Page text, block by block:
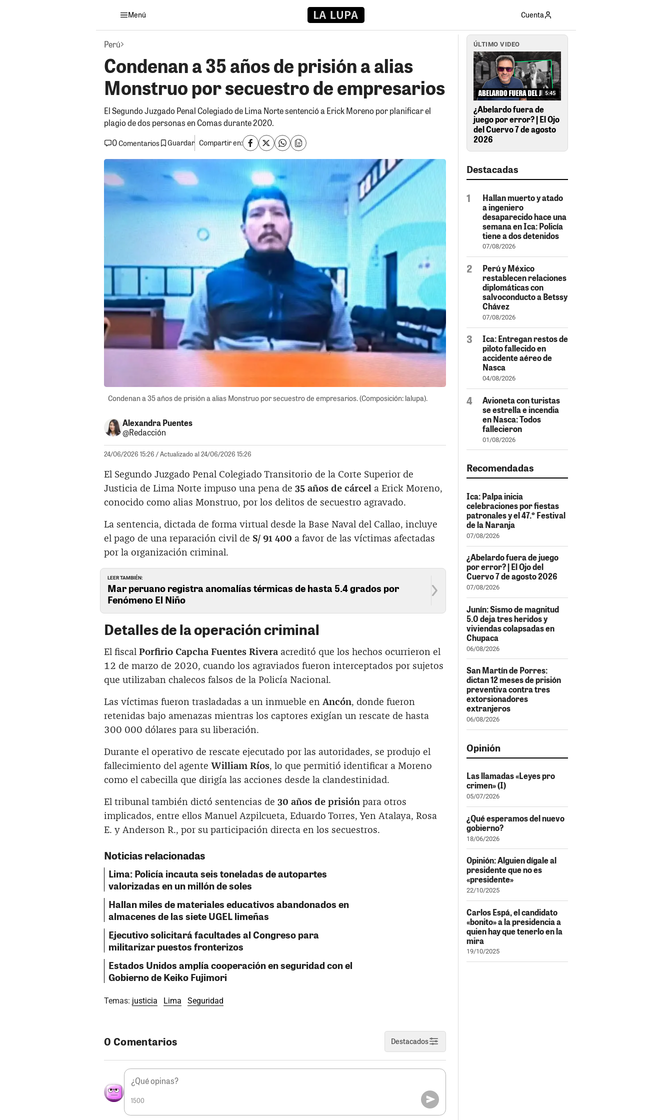
Menú Cuenta
Perú
Condenan a 35 años de prisión a alias
Monstruo por secuestro de empresarios
El Segundo Juzgado Penal Colegiado de Lima Norte sentenció a Erick Moreno por planificar el
plagio de dos personas en Comas durante 2020.
0Comentarios Guardar Compartir en:
Condenan a 35 años de prisión a alias Monstruo por secuestro de empresarios. (Composición: lalupa).
Alexandra Puentes
@Redacción
24/06/2026 15:26 / Actualizado al 24/06/2026 15:26
El Segundo Juzgado Penal Colegiado Transitorio de la Corte Superior de
Justicia de Lima Norte impuso una pena de 35 años de cárcel a Erick Moreno,
conocido como alias Monstruo, por los delitos de secuestro agravado.
La sentencia, dictada de forma virtual desde la Base Naval del Callao, incluye
el pago de una reparación civil de S/ 91 400 a favor de las víctimas afectadas
por la organización criminal.
LEER TAMBIÉN:
Mar peruano registra anomalías térmicas de hasta 5.4 grados por
Fenómeno El Niño
Detalles de la operación criminal
El fiscal Porfirio Capcha Fuentes Rivera acreditó que los hechos ocurrieron el
12 de marzo de 2020, cuando los agraviados fueron interceptados por sujetos
que utilizaban chalecos falsos de la Policía Nacional.
Las víctimas fueron trasladadas a un inmueble en Ancón, donde fueron
retenidas bajo amenazas mientras los captores exigían un rescate de hasta
300 000 dólares para su liberación.
Durante el operativo de rescate ejecutado por las autoridades, se produjo el
fallecimiento del agente William Ríos, lo que permitió identificar a Moreno
como el cabecilla que dirigía las acciones desde la clandestinidad.
El tribunal también dictó sentencias de 30 años de prisión para otros
implicados, entre ellos Manuel Azpilcueta, Eduardo Torres, Yen Atalaya, Rosa
E. y Anderson R., por su participación directa en los secuestros.
Noticias relacionadas
Lima: Policía incauta seis toneladas de autopartes
valorizadas en un millón de soles
Hallan miles de materiales educativos abandonados en
almacenes de las siete UGEL limeñas
Ejecutivo solicitará facultades al Congreso para
militarizar puestos fronterizos
Estados Unidos amplía cooperación en seguridad con el
Gobierno de Keiko Fujimori
Temas: justicia Lima Seguridad
0 Comentarios Destacados
1500
ÚLTIMO VIDEO
5:45
¿Abelardo fuera de
juego por error? | El Ojo
del Cuervo 7 de agosto
2026
Destacadas
Hallan muerto y atado
a ingeniero
desaparecido hace una
semana en Ica: Policía
tiene a dos detenidos
07/08/2026
Perú y México
restablecen relaciones
diplomáticas con
salvoconducto a Betssy
Chávez
07/08/2026
Ica: Entregan restos de
piloto fallecido en
accidente aéreo de
Nasca
04/08/2026
Avioneta con turistas
se estrella e incendia
en Nasca: Todos
fallecieron
01/08/2026
Recomendadas
Ica: Palpa inicia
celebraciones por fiestas
patronales y el 47.º Festival
de la Naranja
07/08/2026
¿Abelardo fuera de juego
por error? | El Ojo del
Cuervo 7 de agosto 2026
07/08/2026
Junín: Sismo de magnitud
5.0 deja tres heridos y
viviendas colapsadas en
Chupaca
06/08/2026
San Martín de Porres:
dictan 12 meses de prisión
preventiva contra tres
extorsionadores
extranjeros
06/08/2026
Opinión
Las llamadas «Leyes pro
crimen» (I)
05/07/2026
¿Qué esperamos del nuevo
gobierno?
18/06/2026
Opinión: Alguien dígale al
presidente que no es
«presidente»
22/10/2025
Carlos Espá, el candidato
«bonito» a la presidencia a
quien hay que tenerlo en la
mira
19/10/2025